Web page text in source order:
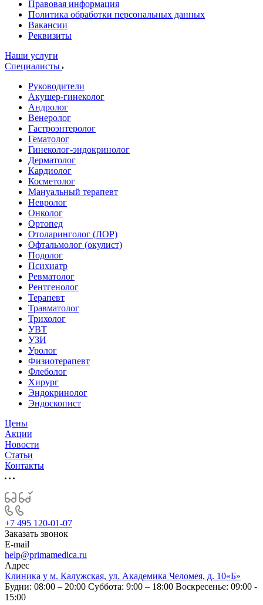
Правовая информация
Политика обработки персональных данных
Вакансии
Реквизиты
Наши услуги
Специалисты
Руководители
Акушер-гинеколог
Андролог
Венеролог
Гастроэнтеролог
Гематолог
Гинеколог-эндокринолог
Дерматолог
Кардиолог
Косметолог
Мануальный терапевт
Невролог
Онколог
Ортопед
Отоларинголог (ЛОР)
Офтальмолог (окулист)
Подолог
Психиатр
Ревматолог
Рентгенолог
Терапевт
Травматолог
Трихолог
УВТ
УЗИ
Уролог
Физиотерапевт
Флеболог
Хирург
Эндокринолог
Эндоскопист
Цены
Акции
Новости
Статьи
Контакты
+7 495 120-01-07
Заказать звонок
E-mail
help@primamedica.ru
Адрес
Клиника у м. Калужская, ул. Академика Челомея, д. 10«Б»
Будни: 08:00 – 20:00 Суббота: 9:00 – 18:00 Воскресенье: 09:00 -
15:00